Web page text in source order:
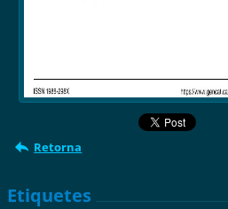
Retorna
Etiquetes